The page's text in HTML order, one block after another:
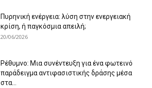
Πυρηνική ενέργεια: λύση στην ενεργειακή
κρίση, ή παγκόσμια απειλή;
20/06/2026
Ρέθυμνο: Μια συνέντευξη για ένα φωτεινό
παράδειγμα αντιφασιστικής δράσης μέσα
στα...